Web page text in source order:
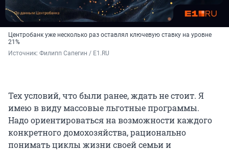
Центробанк уже несколько раз оставлял ключевую ставку на уровне
21%
Источник: Филипп Сапегин / E1.RU
Тех условий, что были ранее, ждать не стоит. Я
имею в виду массовые льготные программы.
Надо ориентироваться на возможности каждого
конкретного домохозяйства, рационально
понимать циклы жизни своей семьи и